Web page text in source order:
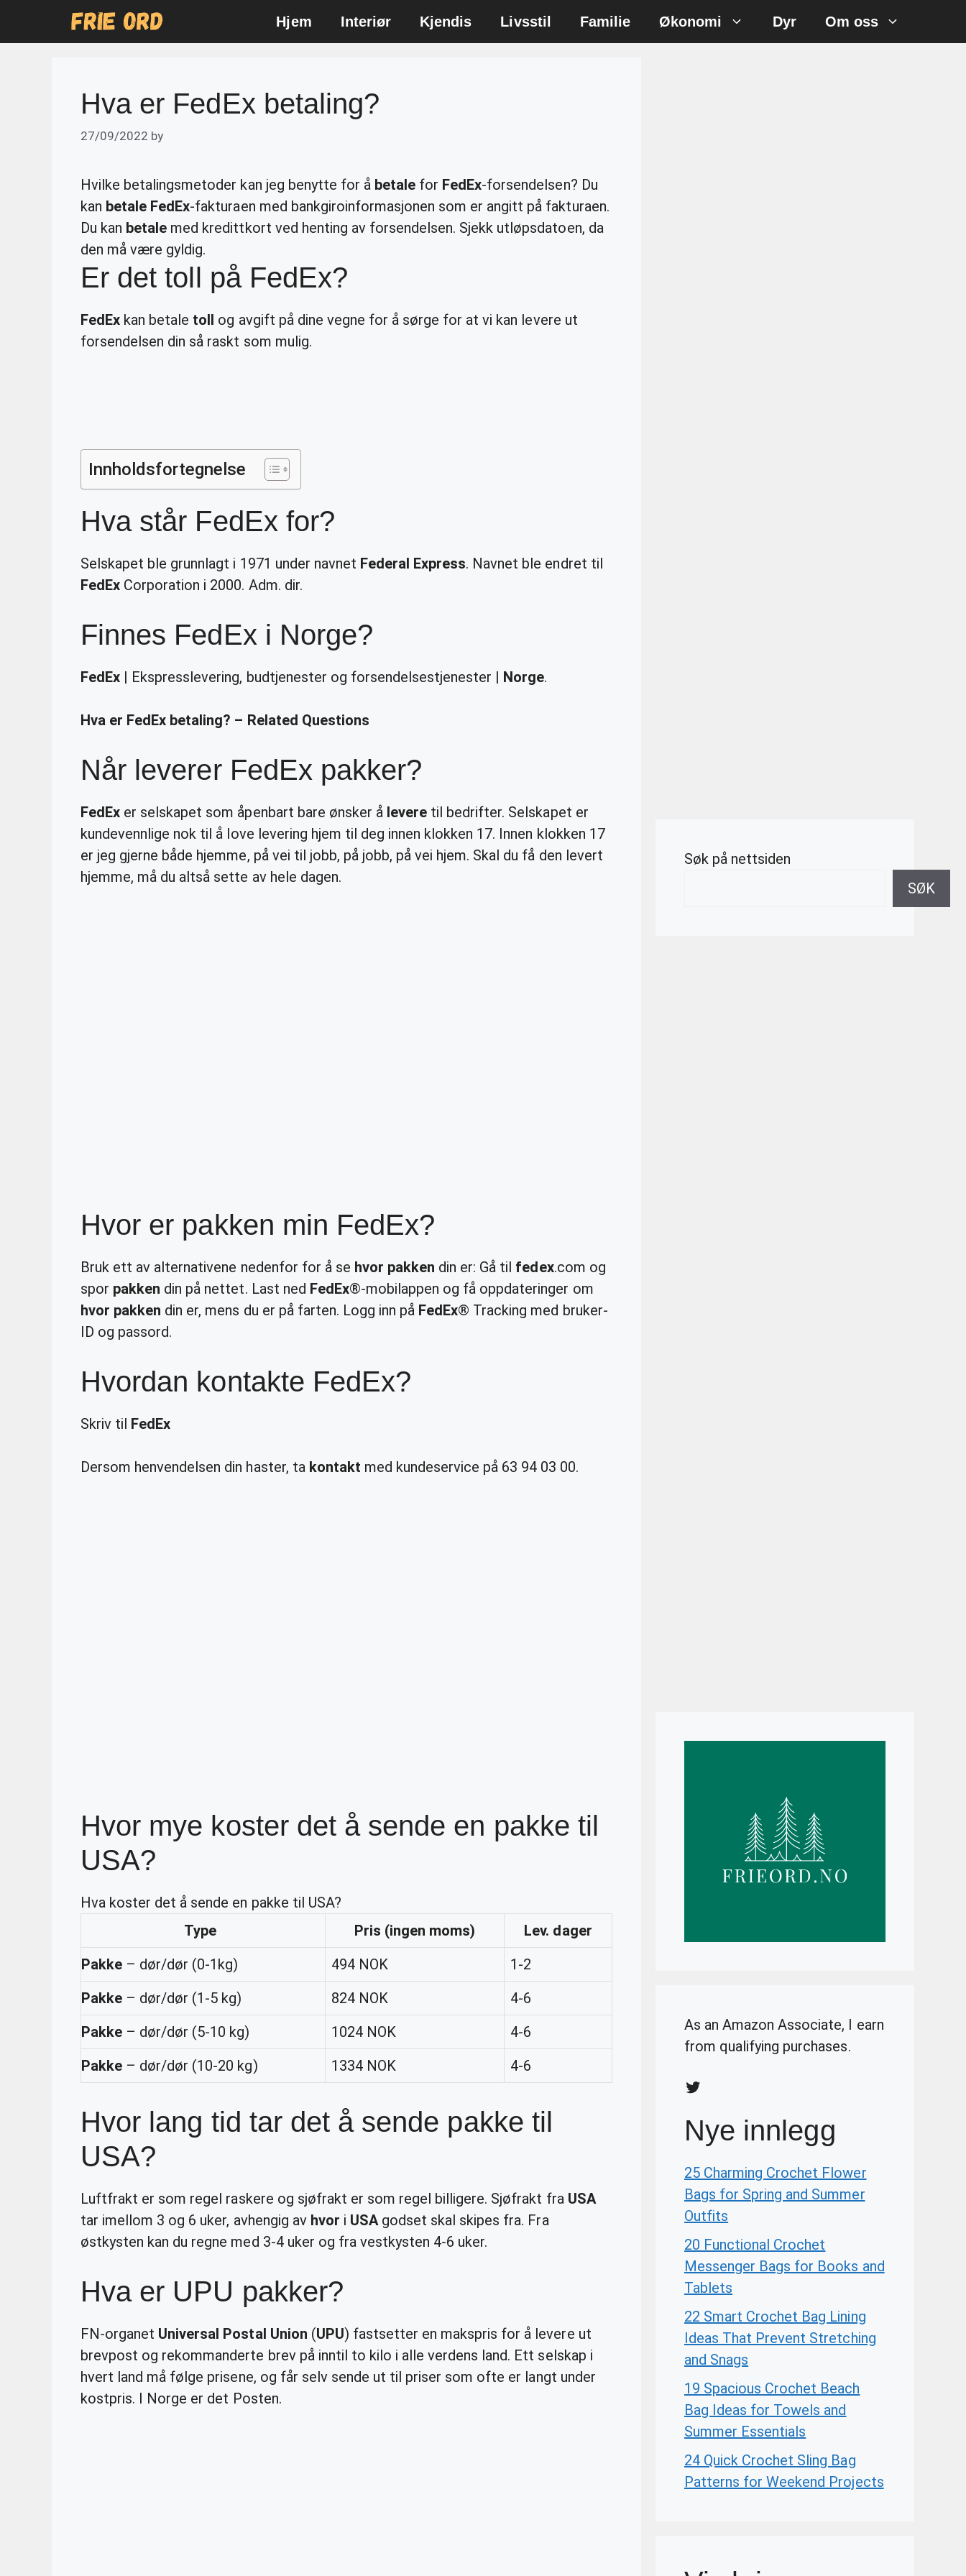
Hjem Interiør Kjendis Livsstil Familie Økonomi Dyr Om oss
Hva er FedEx betaling?
27/09/2022 by
Hvilke betalingsmetoder kan jeg benytte for å betale for FedEx-forsendelsen? Du
kan betale FedEx-fakturaen med bankgiroinformasjonen som er angitt på fakturaen.
Du kan betale med kredittkort ved henting av forsendelsen. Sjekk utløpsdatoen, da
den må være gyldig.
Er det toll på FedEx?
FedEx kan betale toll og avgift på dine vegne for å sørge for at vi kan levere ut
forsendelsen din så raskt som mulig.
Innholdsfortegnelse
Hva står FedEx for?
Selskapet ble grunnlagt i 1971 under navnet Federal Express. Navnet ble endret til
FedEx Corporation i 2000. Adm. dir.
Finnes FedEx i Norge?
FedEx | Ekspresslevering, budtjenester og forsendelsestjenester | Norge.
Hva er FedEx betaling? – Related Questions
Når leverer FedEx pakker?
FedEx er selskapet som åpenbart bare ønsker å levere til bedrifter. Selskapet er
kundevennlige nok til å love levering hjem til deg innen klokken 17. Innen klokken 17
er jeg gjerne både hjemme, på vei til jobb, på jobb, på vei hjem. Skal du få den levert
hjemme, må du altså sette av hele dagen.
Hvor er pakken min FedEx?
Bruk ett av alternativene nedenfor for å se hvor pakken din er: Gå til fedex.com og
spor pakken din på nettet. Last ned FedEx®-mobilappen og få oppdateringer om
hvor pakken din er, mens du er på farten. Logg inn på FedEx® Tracking med bruker-
ID og passord.
Hvordan kontakte FedEx?
Skriv til FedEx
Dersom henvendelsen din haster, ta kontakt med kundeservice på 63 94 03 00.
Hvor mye koster det å sende en pakke til
USA?
Hva koster det å sende en pakke til USA?
Type
Pris (ingen moms)
Lev. dager
Pakke – dør/dør (0-1kg) 494 NOK
1-2
Pakke – dør/dør (1-5 kg) 824 NOK
4-6
Pakke – dør/dør (5-10 kg) 1024 NOK
4-6
Pakke – dør/dør (10-20 kg) 1334 NOK 4-6
Hvor lang tid tar det å sende pakke til
USA?
Luftfrakt er som regel raskere og sjøfrakt er som regel billigere. Sjøfrakt fra USA
tar imellom 3 og 6 uker, avhengig av hvor i USAgodset skal skipes fra. Fra
østkysten kan du regne med 3-4 uker og fra vestkysten 4-6 uker.
Hva er UPU pakker?
FN-organet Universal Postal Union (UPU) fastsetter en makspris for å levere ut
brevpost og rekommanderte brev på inntil to kilo i alle verdens land. Ett selskap i
hvert land må følge prisene, og får selv sende ut til priser som ofte er langt under
kostpris. I Norge er det Posten.
Søk på nettsiden
SØK
As an Amazon Associate, I earn
from qualifying purchases.
Twitter
Nye innlegg
25 Charming Crochet Flower
Bags for Spring and Summer
Outfits
20 Functional Crochet
Messenger Bags for Books and
Tablets
22 Smart Crochet Bag Lining
Ideas That Prevent Stretching
and Snags
19 Spacious Crochet Beach
Bag Ideas for Towels and
Summer Essentials
24 Quick Crochet Sling Bag
Patterns for Weekend Projects